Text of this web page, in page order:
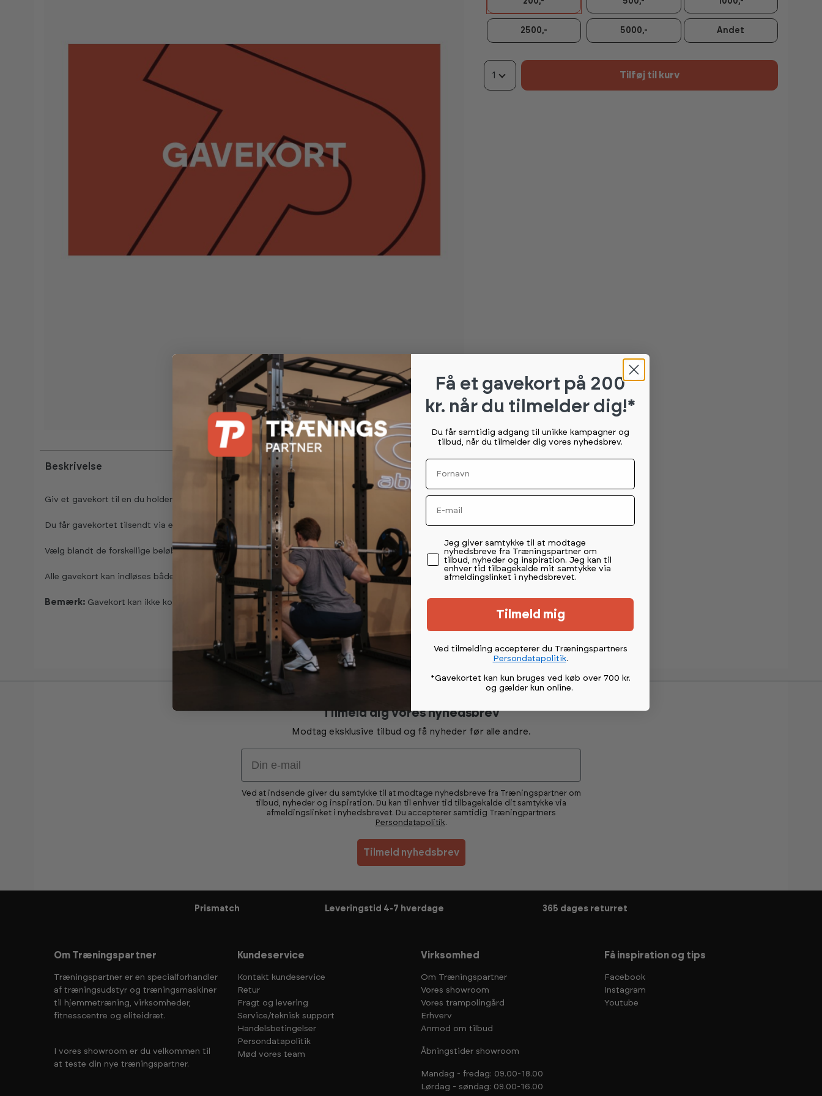
Beskrivelse
Giv et gavekort til en du holder af.
Du får gavekortet tilsendt via e-mail.
Vælg blandt de forskellige beløb.
Alle gavekort kan indløses både i webshoppen og i vores showroom.
Bemærk: Gavekort kan ikke kombineres med rabatkoder.
2500,- 5000,- Andet
1 Tilføj til kurv
Tilmeld dig vores nyhedsbrev
Modtag eksklusive tilbud og få nyheder før alle andre.
Email
Ved at indsende giver du samtykke til at modtage nyhedsbreve fra Træningspartner om
tilbud, nyheder og inspiration. Du kan til enhver tid tilbagekalde dit samtykke via
afmeldingslinket i nyhedsbrevet. Du accepterer samtidig Træningpartners
Persondatapolitik.
Tilmeld nyhedsbrev
Prismatch Leveringstid 4-7 hverdage 365 dages returret
Om Træningspartner
Træningspartner er en specialforhandler
af træningsudstyr og træningsmaskiner
til hjemmetræning, virksomheder,
fitnesscentre og eliteidræt.
I vores showroom er du velkommen til
at teste din nye træningspartner.
Kundeservice
Kontakt kundeservice
Retur
Fragt og levering
Service/teknisk support
Handelsbetingelser
Persondatapolitik
Mød vores team
Virksomhed
Om Træningspartner
Vores showroom
Vores trampolingård
Erhverv
Anmod om tilbud
Åbningstider showroom
Mandag - fredag: 09.00-18.00
Lørdag - søndag: 09.00-16.00
Få inspiration og tips
Facebook
Instagram
Youtube
Få et gavekort på 200
kr. når du tilmelder dig!*
Du får samtidig adgang til unikke kampagner og
tilbud, når du tilmelder dig vores nyhedsbrev.
Fornavn
Email
Permission tekst
Jeg giver samtykke til at modtage
nyhedsbreve fra Træningspartner om
tilbud, nyheder og inspiration. Jeg kan til
enhver tid tilbagekalde mit samtykke via
afmeldingslinket i nyhedsbrevet.
Tilmeld mig
Ved tilmelding accepterer du Træningspartners
Persondatapolitik.
*Gavekortet kan kun bruges ved køb over 700 kr.
og gælder kun online.